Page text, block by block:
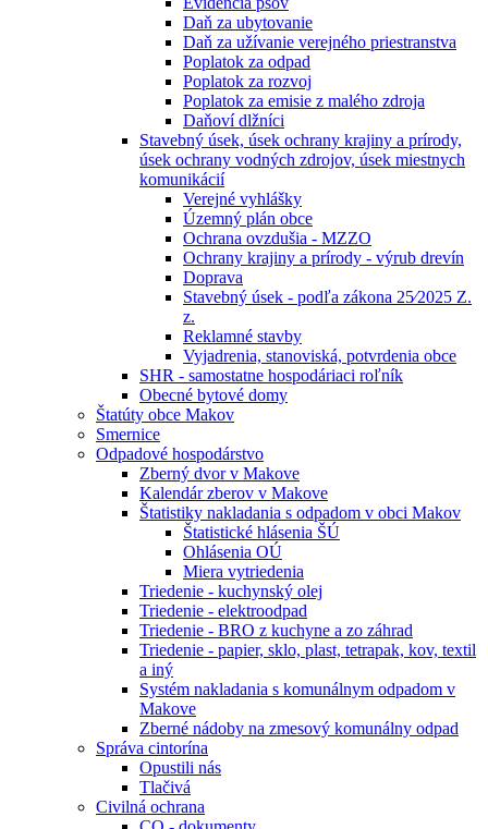
Daň za ubytovanie
Daň za užívanie verejného priestranstva
Poplatok za odpad
Poplatok za rozvoj
Poplatok za emisie z malého zdroja
Daňoví dlžníci
Stavebný úsek, úsek ochrany krajiny a prírody,
úsek ochrany vodných zdrojov, úsek miestnych
komunikácií
Verejné vyhlášky
Územný plán obce
Ochrana ovzdušia - MZZO
Ochrany krajiny a prírody - výrub drevín
Doprava
Stavebný úsek - podľa zákona 25⁄2025 Z.
z.
Reklamné stavby
Vyjadrenia, stanoviská, potvrdenia obce
SHR - samostatne hospodáriaci roľník
Obecné bytové domy
Štatúty obce Makov
Smernice
Odpadové hospodárstvo
Zberný dvor v Makove
Kalendár zberov v Makove
Štatistiky nakladania s odpadom v obci Makov
Štatistické hlásenia ŠÚ
Ohlásenia OÚ
Miera vytriedenia
Triedenie - kuchynský olej
Triedenie - elektroodpad
Triedenie - BRO z kuchyne a zo záhrad
Triedenie - papier, sklo, plast, tetrapak, kov, textil
a iný
Systém nakladania s komunálnym odpadom v
Makove
Zberné nádoby na zmesový komunálny odpad
Správa cintorína
Opustili nás
Tlačivá
Civilná ochrana